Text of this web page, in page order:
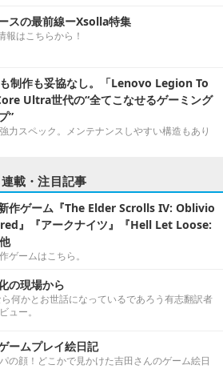
スの最前線ーXsolla特集
報はこちらから！
制作も妥協なし。「Lenovo Legion To
Ultra世代の“全てこなせるゲーミング
”
力スペック。メンテナンスしやすい構造もあり
連載・注目記事
作ゲーム『The Elder Scrolls IV: Oblivio
』『アークナイツ』『Hell Let Loose:
ゲームはこちら。
の現場から
何かとお世話になっているであろう有志翻訳者
ュー。
ームプレイ絵日記
の顔！どこかで見かけた吉田さんのゲーム絵日